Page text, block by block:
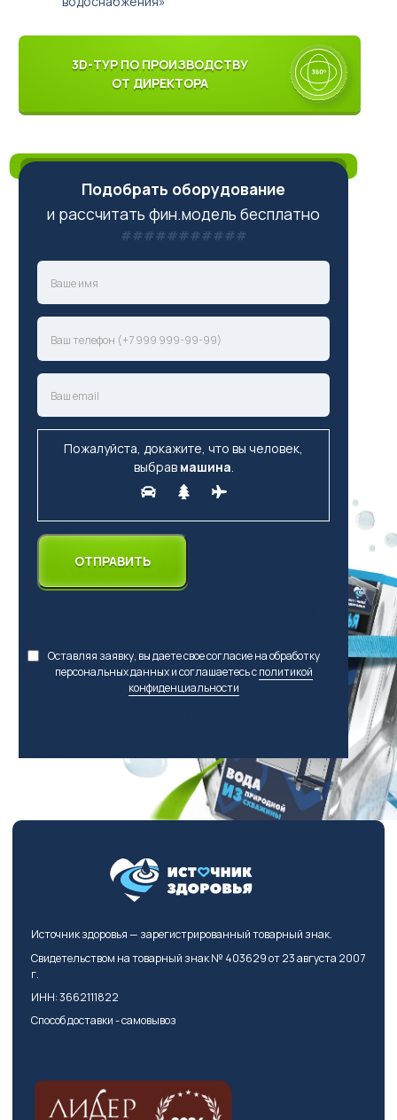
3D-ТУР ПО ПРОИЗВОДСТВУ
ОТ ДИРЕКТОРА
Подобрать оборудование
и рассчитать фин.модель бесплатно
Пожалуйста, докажите, что вы человек,
выбравмашина.
Оставляя заявку, вы даете свое согласие на обработку
персональных данных и соглашаетесь сполитикой
конфиденциальности
Источник здоровья — зарегистрированный товарный знак.
Свидетельством на товарный знак № 403629 от 23 августа 2007
г.
ИНН: 3662111822
Способ доставки - самовывоз